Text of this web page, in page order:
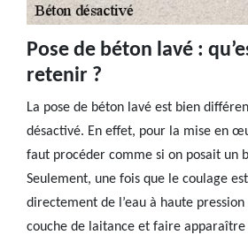
Pose de béton lavé :
retenir ?
La pose de béton lavé est bien
désactivé. En effet, pour la mise en
faut procéder comme si on posait un
Seulement, une fois que le coulage
directement de l’eau à haute
couche de laitance et faire